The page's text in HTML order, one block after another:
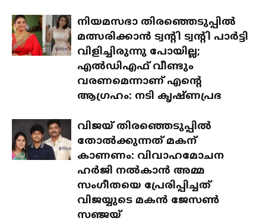
നിയമസഭാ തിരഞ്ഞെടുപ്പിൽ
മത്സരിക്കാൻ ട്വന്റി ട്വന്റി പാർട്ടി
വിളിച്ചിരുന്നു പോയില്ല;
എൽഡിഎഫ് വീണ്ടും
വരണമെന്നാണ് എന്റെ
ആഗ്രഹം: നടി കൃഷ്ണപ്രഭ
വിജയ് തിരഞ്ഞെടുപ്പിൽ
തോൽക്കുന്നത് മകന്
കാണണം: വിവാഹമോചന
ഹർജി നൽകാൻ അമ്മ
സംഗീതയെ പ്രേരിപ്പിച്ചത്
വിജയ്യുടെ മകൻ ജേസൺ
സഞ്ജയ്